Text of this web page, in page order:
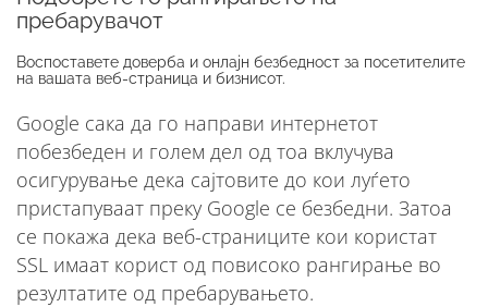
пребарувачот
Воспоставете доверба и онлајн безбедност за посетителите
на вашата веб-страница и бизнисот.
Google сака да го направи интернетот
побезбеден и голем дел од тоа вклучува
осигурување дека сајтовите до кои луѓето
пристапуваат преку Google се безбедни. Затоа
се покажа дека веб-страниците кои користат
SSL имаат корист од повисоко рангирање во
резултатите од пребарувањето.